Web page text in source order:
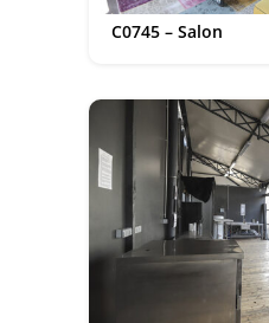
C0745 – Salon